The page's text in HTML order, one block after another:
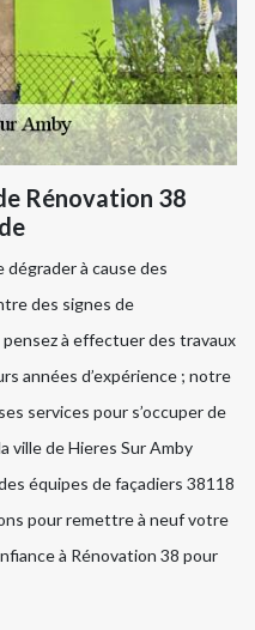
Rénovation 38
à cause des
des signes de
à effectuer des travaux
années d’expérience ; notre
services pour s’occuper de
ville de Hieres Sur Amby
équipes de façadiers 38118
pour remettre à neuf votre
à Rénovation 38 pour